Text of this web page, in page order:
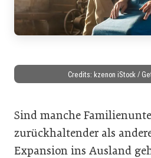
Credits: kzenon iStock /
Sind manche
zurückhaltender als
Expansion ins Ausland